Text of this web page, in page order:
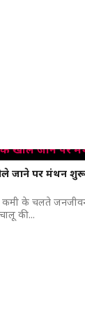
जाने पर मंथन
के चलते जनजीवन
की...